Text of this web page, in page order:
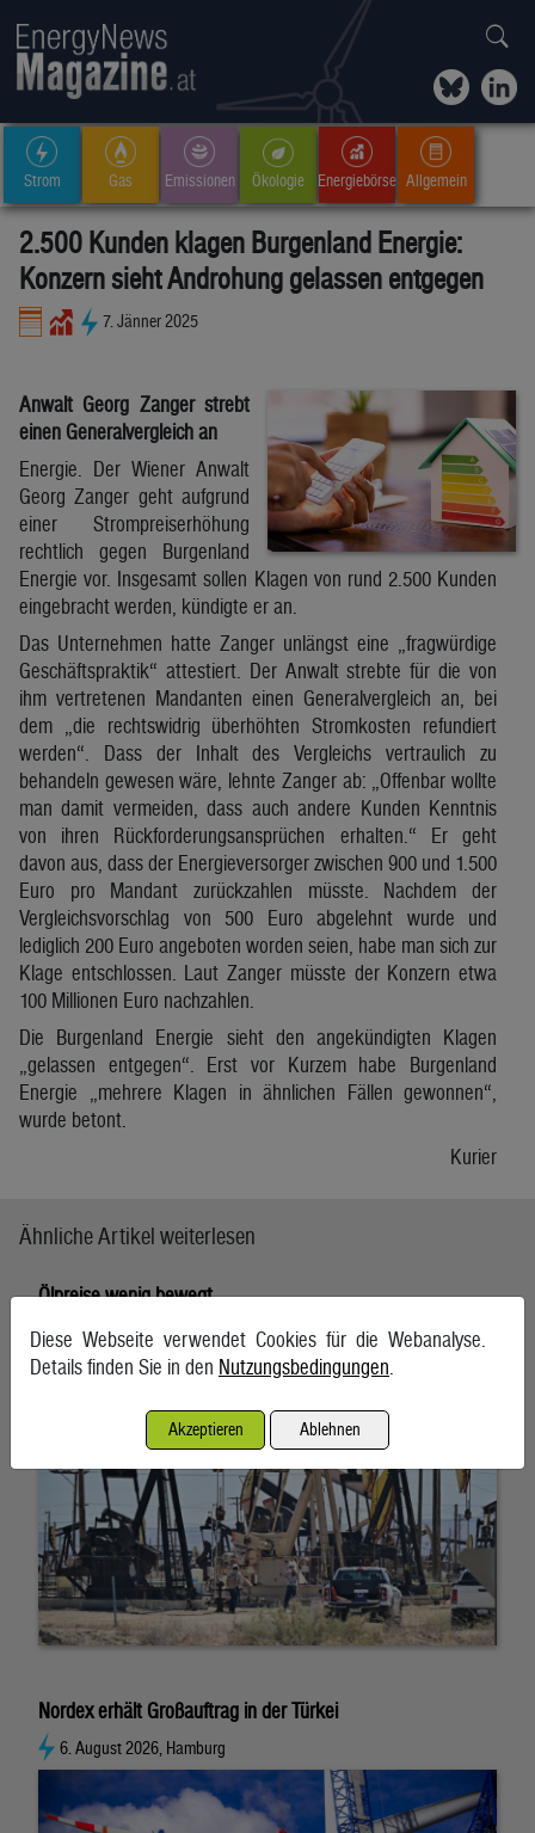
Strom Gas Emissionen Ökologie Energiebörse Allgemein
2.500 Kunden klagen Burgenland Energie:
Konzern sieht Androhung gelassen entgegen
7. Jänner 2025
Anwalt Georg Zanger strebt
einen Generalvergleich an
Energie. Der Wiener Anwalt
Georg Zanger geht aufgrund
einer Strompreiserhöhung
rechtlich gegen Burgenland
Energie vor. Insgesamt sollen Klagen von rund 2.500 Kunden
eingebracht werden, kündigte er an.
Das Unternehmen hatte Zanger unlängst eine „fragwürdige
Geschäftspraktik“ attestiert. Der Anwalt strebte für die von
ihm vertretenen Mandanten einen Generalvergleich an, bei
dem „die rechtswidrig überhöhten Stromkosten refundiert
werden“. Dass der Inhalt des Vergleichs vertraulich zu
behandeln gewesen wäre, lehnte Zanger ab: „Offenbar wollte
man damit vermeiden, dass auch andere Kunden Kenntnis
von ihren Rückforderungsansprüchen erhalten.“ Er geht
davon aus, dass der Energieversorger zwischen 900 und 1.500
Euro pro Mandant zurückzahlen müsste. Nachdem der
Vergleichsvorschlag von 500 Euro abgelehnt wurde und
lediglich 200 Euro angeboten worden seien, habe man sich zur
Klage entschlossen. Laut Zanger müsste der Konzern etwa
100 Millionen Euro nachzahlen.
Die Burgenland Energie sieht den angekündigten Klagen
„gelassen entgegen“. Erst vor Kurzem habe Burgenland
Energie „mehrere Klagen in ähnlichen Fällen gewonnen“,
wurde betont.
Kurier
Ähnliche Artikel weiterlesen
Ölpreise wenig bewegt
6. August 2026, Wien
Nordex erhält Großauftrag in der Türkei
6. August 2026, Hamburg
Diese Webseite verwendet Cookies für die Webanalyse.
Details finden Sie in den Nutzungsbedingungen.
Akzeptieren Ablehnen